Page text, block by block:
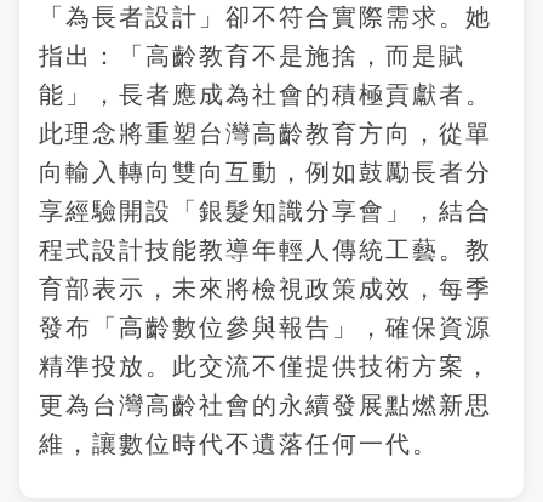
「為長者設計」卻不符合實際需求。她
指出：「高齡教育不是施捨，而是賦
能」，長者應成為社會的積極貢獻者。
此理念將重塑台灣高齡教育方向，從單
向輸入轉向雙向互動，例如鼓勵長者分
享經驗開設「銀髮知識分享會」，結合
程式設計技能教導年輕人傳統工藝。教
育部表示，未來將檢視政策成效，每季
發布「高齡數位參與報告」，確保資源
精準投放。此交流不僅提供技術方案，
更為台灣高齡社會的永續發展點燃新思
維，讓數位時代不遺落任何一代。